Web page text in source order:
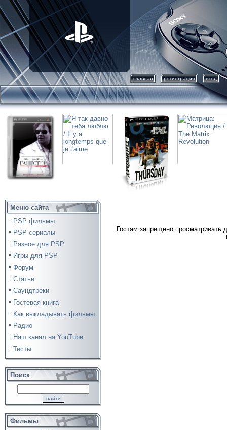
главная регистрация вход
Меню сайта
PSP фильмы
PSP сериалы
Разное для PSP
Игры для PSP
Форум
Статьи
Саундтреки
Гостевая книга
Как выкладывать фильмы
Радио
Наш канал на YouTube
Тесты
Поиск
Фильмы
Гостям запрещено просматривать